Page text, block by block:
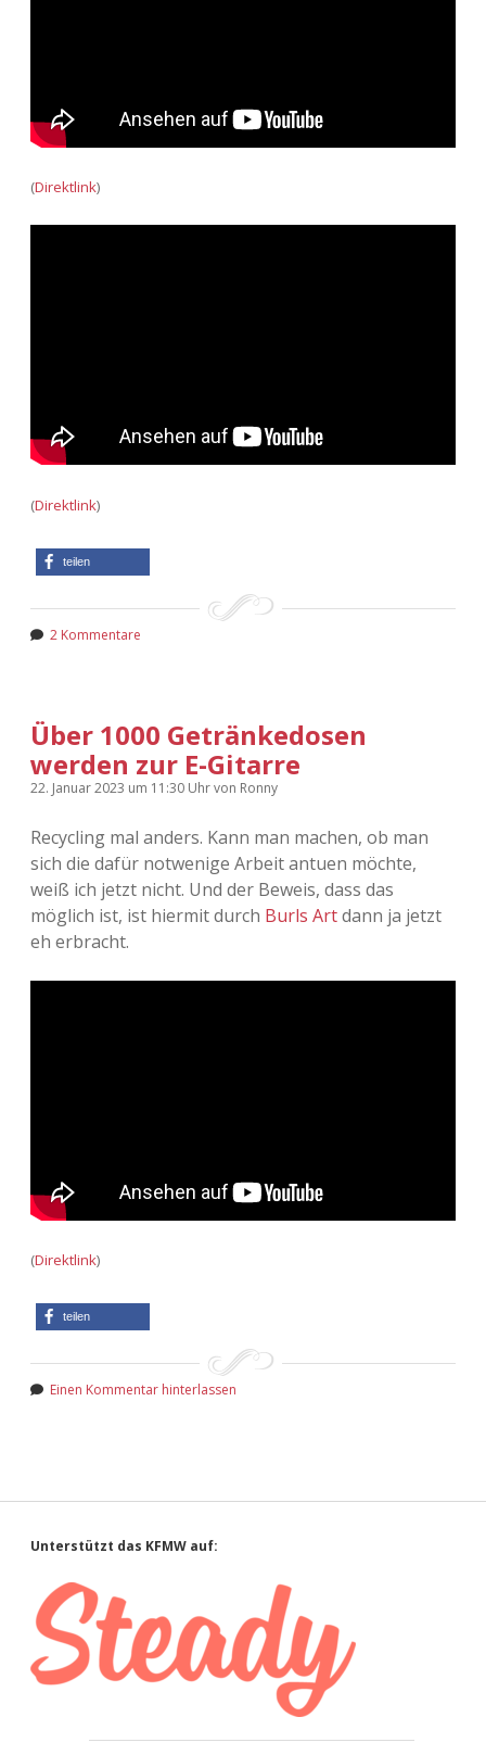
(Direktlink)
(Direktlink)
teilen
2 Kommentare
Über 1000 Getränkedosen
werden zur E-Gitarre
22. Januar 2023 um 11:30 Uhrvon Ronny
Recycling mal anders. Kann man machen, ob man
sich die dafür notwenige Arbeit antuen möchte,
weiß ich jetzt nicht. Und der Beweis, dass das
möglich ist, ist hiermit durch Burls Artdann ja jetzt
eh erbracht.
(Direktlink)
teilen
Einen Kommentar hinterlassen
Sidebar
Unterstützt das KFMW auf: